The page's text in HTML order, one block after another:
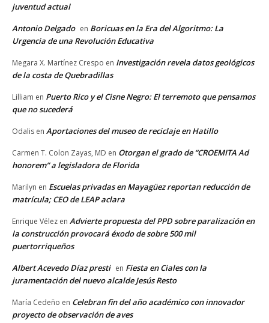
juventud actual
Antonio Delgado en Boricuas en la Era del Algoritmo: La
Urgencia de una Revolución Educativa
Megara X. Martínez Crespo en Investigación revela datos geológicos
de la costa de Quebradillas
Lilliam en Puerto Rico y el Cisne Negro: El terremoto que pensamos
que no sucederá
Odalis en Aportaciones del museo de reciclaje en Hatillo
Carmen T. Colon Zayas, MD en Otorgan el grado de “CROEMITA Ad
honorem” a legisladora de Florida
Marilyn en Escuelas privadas en Mayagüez reportan reducción de
matrícula; CEO de LEAP aclara
Enrique Vélez en Advierte propuesta del PPD sobre paralización en
la construcción provocará éxodo de sobre 500 mil
puertorriqueños
Albert Acevedo Díaz presti en Fiesta en Ciales con la
juramentación del nuevo alcalde Jesús Resto
María Cedeño en Celebran fin del año académico con innovador
proyecto de observación de aves